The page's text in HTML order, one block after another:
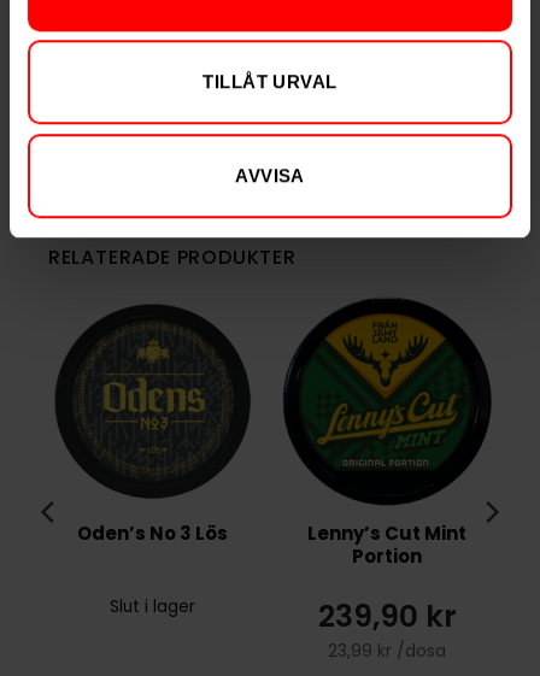
TILLÅT URVAL
AVVISA
Vikt per portion
0,8 g
Göteborgs Rapé
Tillverkare
Swedish Match
RELATERADE PRODUKTER
Oden’s No 3 Lös
Slut i lager
Lenny’s Cut Mint
Portion
239,90 kr
23,99 kr /dosa